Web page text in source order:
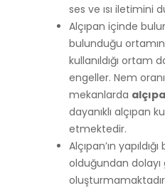
ses ve ısı iletimini
Alçıpan içinde
bulunduğu
kullanıldığı ortam
engeller. Nem
mekanlarda
dayanıklı alçıpan
etmektedir.
Alçıpan’ın
olduğundan dolayı